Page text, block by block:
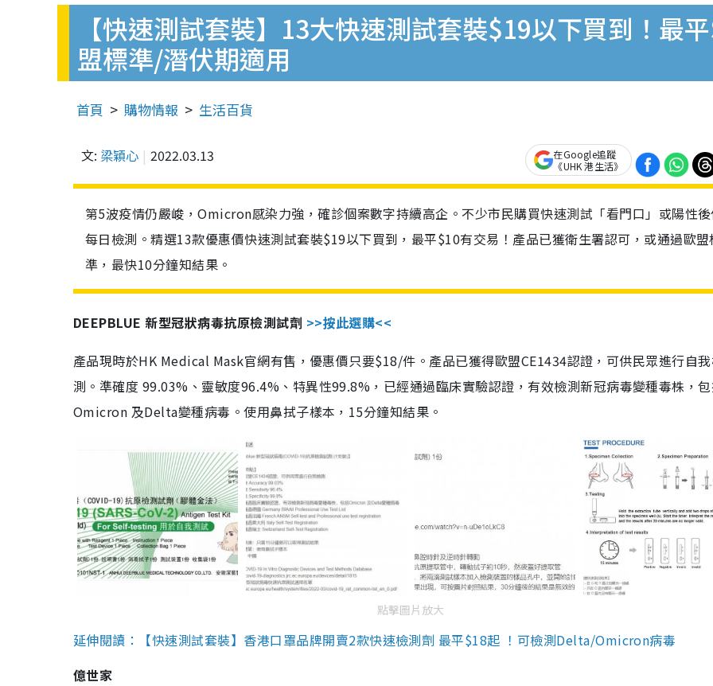
【快速測試套裝】13大快速測試套裝$19以下買到！最
盟標準/潛伏期適用
首頁 購物情報 生活百貨
文: 梁穎心 2022.03.13
在Google追蹤
《UHK 港生活》
第5波疫情仍嚴峻，Omicron感染力強，確診個案數字持續高企。不少市民購買快速測試「看門口」或陽性
每日檢測。精選13款優惠價快速測試套裝$19以下買到，最平$10有交易！產品已獲衛生署認可，或通過歐盟
準，最快10分鐘知結果。
DEEPBLUE 新型冠狀病毒抗原檢測試劑 >>按此選購<<
產品現時於HK Medical Mask官網有售，優惠價只要$18/件。產品已獲得歐盟CE1434認證，可供民眾進行自
測。準確度 99.03%、靈敏度96.4%、特異性99.8%，已經通過臨床實驗認證，有效檢測新冠病毒變種毒株，
Omicron 及Delta變種病毒。使用鼻拭子樣本，15分鐘知結果。
點擊圖片放大
延伸閱讀：【快速測試套裝】香港口罩品牌開賣2款快速檢測劑 最平$18起 ！可檢測Delta/Omicron病毒
億世家